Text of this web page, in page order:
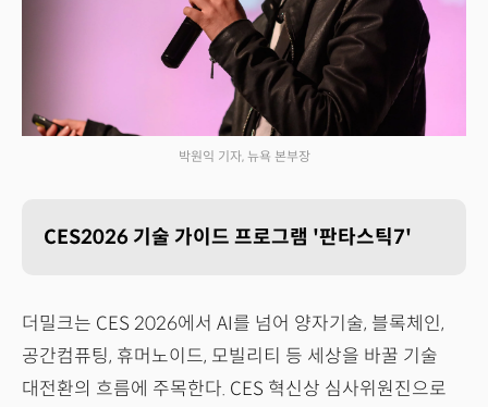
박원익 기자, 뉴욕 본부장
CES2026 기술 가이드 프로그램 '판타스틱7'
더밀크는 CES 2026에서 AI를 넘어 양자기술, 블록체인,
공간컴퓨팅, 휴머노이드, 모빌리티 등 세상을 바꿀 기술
대전환의 흐름에 주목한다. CES 혁신상 심사위원진으로